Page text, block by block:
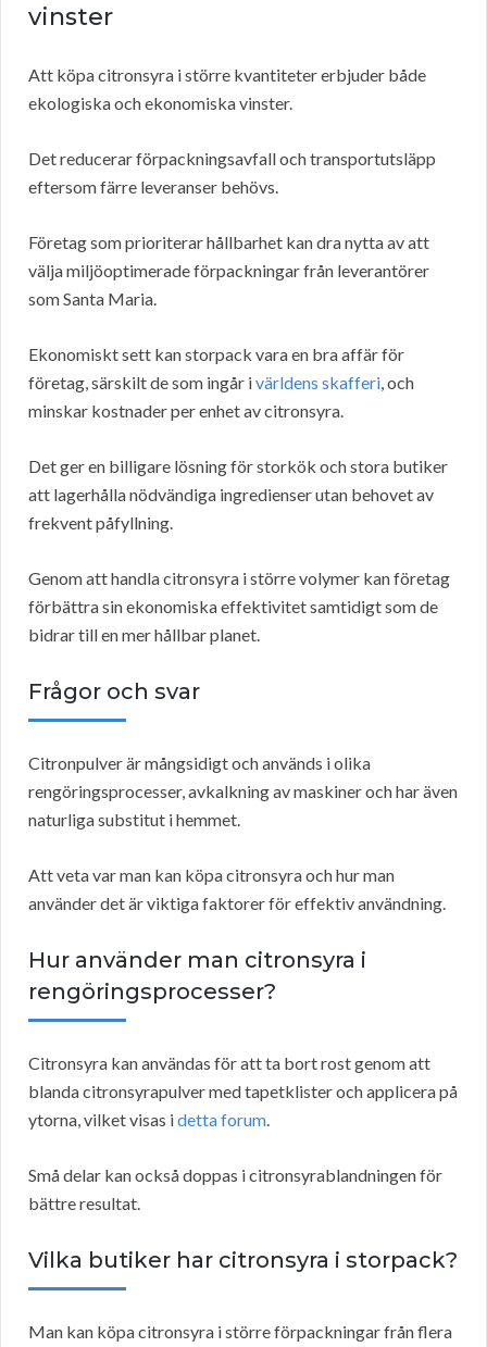
vinster
Att köpa citronsyra i större kvantiteter erbjuder både
ekologiska och ekonomiska vinster.
Det reducerar förpackningsavfall och transportutsläpp
eftersom färre leveranser behövs.
Företag som prioriterar hållbarhet kan dra nytta av att
välja miljöoptimerade förpackningar från leverantörer
som Santa Maria.
Ekonomiskt sett kan storpack vara en bra affär för
företag, särskilt de som ingår ivärldens skafferi, och
minskar kostnader per enhet av citronsyra.
Det ger en billigare lösning för storkök och stora butiker
att lagerhålla nödvändiga ingredienser utan behovet av
frekvent påfyllning.
Genom att handla citronsyra i större volymer kan företag
förbättra sin ekonomiska effektivitet samtidigt som de
bidrar till en mer hållbar planet.
Frågor och svar
Citronpulver är mångsidigt och används i olika
rengöringsprocesser, avkalkning av maskiner och har även
naturliga substitut i hemmet.
Att veta var man kan köpa citronsyra och hur man
använder det är viktiga faktorer för effektiv användning.
Hur använder man citronsyra i
rengöringsprocesser?
Citronsyra kan användas för att ta bort rost genom att
blanda citronsyrapulver med tapetklister och applicera på
ytorna, vilket visas idetta forum.
Små delar kan också doppas i citronsyrablandningen för
bättre resultat.
Vilka butiker har citronsyra i storpack?
Man kan köpa citronsyra i större förpackningar från flera